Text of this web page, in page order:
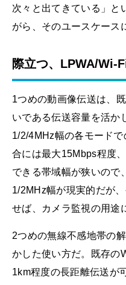
次々と出てきている」と
がら、そのユースケース
際立つ、LPWA/Wi-
1つめの動画像伝送は、
いである伝送容量を活か
1/2/4MHz幅の各モード
合には最大15Mbps程度
できる帯域幅が狭いので
1/2MHz幅が現実的だが
せば、カメラ監視の用途
2つめの無線不感地帯の
かした使い方だ。既存の
1km程度の長距離伝送が